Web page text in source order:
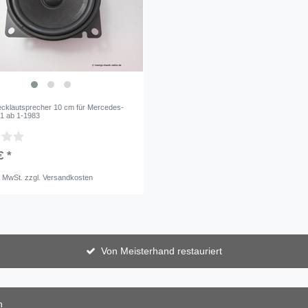
10 cm für Mercedes-
ab 1-1983
*
zzgl.Versandkosten
Von Meisterhand restauriert